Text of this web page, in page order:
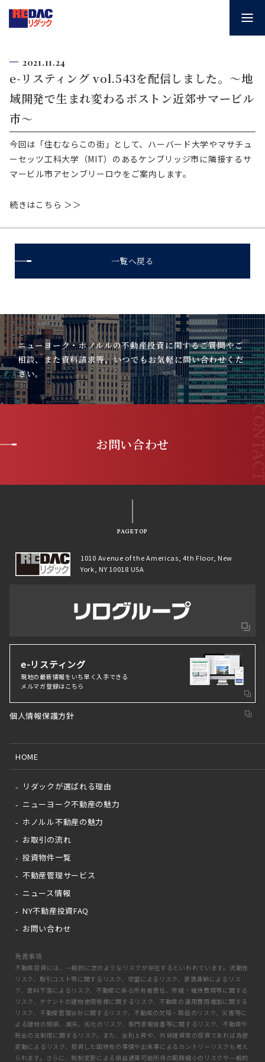
2021.11.24
e-リスティング vol.543を配信しました。～地
域開発で生まれ変わるボストン近郊サマービル
市～
今回は「住むならこの街」として、ハーバード大学やマサチュ
ーセッツ工科大学（MIT）のあるケンブリッジ市に隣接するサ
マービル市アセンブリーロウをご案内します。
続きはこちら ＞＞
一覧へ戻る
ニューヨーク・ホノルルの不動産投資に関するご質問やご
相談、また資料請求等、いつでもお気軽に問い合わせくだ
さい。
お問い合わせ
PAGETOP
1010 Avenue of the Americas, 4th Floor, New
York, NY 10018 USA
e-リスティング
現地の最新情報をいち早く⼊⼿できる
メルマガ登録はこちら
個人情報保護方針
HOME
リダックが選ばれる理由
ニューヨーク不動産の魅力
ホノルル不動産の魅力
お取引の流れ
投資物件一覧
不動産管理サービス
ニュース情報
NY不動産投資FAQ
お問い合わせ
免責事項
不動産投資には、一般的に次のようなリスクが存在するといわれています。流動性
リスク、取引コスト等に関するリスク、空室によるリスク、家賃滞納によるリス
ク、賃料下落によるリスク、不動産に係る所有者責任、修繕・維持費用等に関する
リスク、テナントの建物使用態様に関するリスク、不動産の運用費用増加に関する
リスク、不動産管理会社に関するリスク、不動産の欠陥・瑕疵のリスク、災害等に
よる建物の毀損、滅失、劣化のリスク、専門家報告書等に関するリスク、不動産や
税金の法制度に関するリスク。また、金利上昇や、外貨建資産の投資であれば為替
変動によるリスク、投資した国特有の事情や出来事によるカントリーリスクも考え
られます。さらに、税制変更による損益通算可能所得の範囲縮小のリスクや一般的